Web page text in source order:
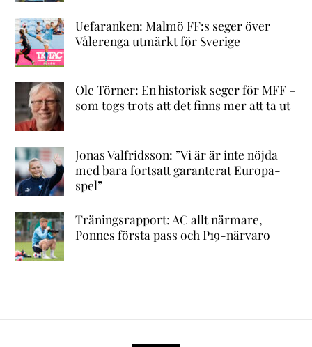
Uefaranken: Malmö FF:s seger över
Vålerenga utmärkt för Sverige
Ole Törner: En historisk seger för MFF –
som togs trots att det finns mer att ta ut
Jonas Valfridsson: ”Vi är är inte nöjda
med bara fortsatt garanterat Europa-
spel”
Träningsrapport: AC allt närmare,
Ponnes första pass och P19-närvaro